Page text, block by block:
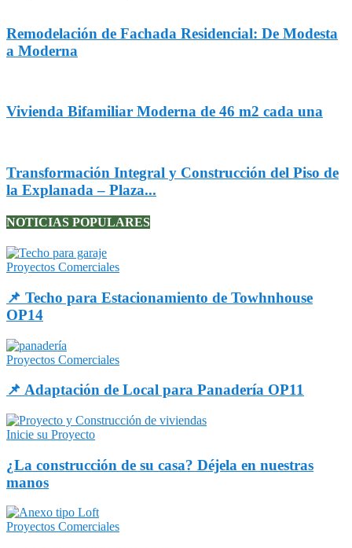
Remodelación de Fachada Residencial: De Modesta
a Moderna
Vivienda Bifamiliar Moderna de 46 m2 cada una
Transformación Integral y Construcción del Piso de
la Explanada – Plaza...
NOTICIAS POPULARES
Proyectos Comerciales
📌 Techo para Estacionamiento de Towhnhouse
OP14
Proyectos Comerciales
📌 Adaptación de Local para Panadería OP11
Inicie su Proyecto
¿La construcción de su casa? Déjela en nuestras
manos
Proyectos Comerciales